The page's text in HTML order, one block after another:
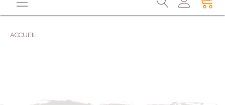
ACCUEIL